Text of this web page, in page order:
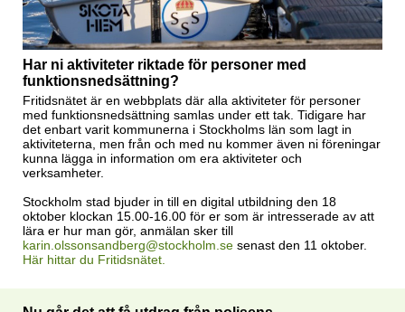
Har ni aktiviteter riktade för personer med
funktionsnedsättning?
Fritidsnätet är en webbplats där alla aktiviteter för personer
med funktionsnedsättning samlas under ett tak. Tidigare har
det enbart varit kommunerna i Stockholms län som lagt in
aktiviteterna, men från och med nu kommer även ni föreningar
kunna lägga in information om era aktiviteter och
verksamheter.
Stockholm stad bjuder in till en digital utbildning den 18
oktober klockan 15.00-16.00 för er som är intresserade av att
lära er hur man gör, anmälan sker till
karin.olssonsandberg@stockholm.se senast den 11 oktober.
Här hittar du Fritidsnätet.